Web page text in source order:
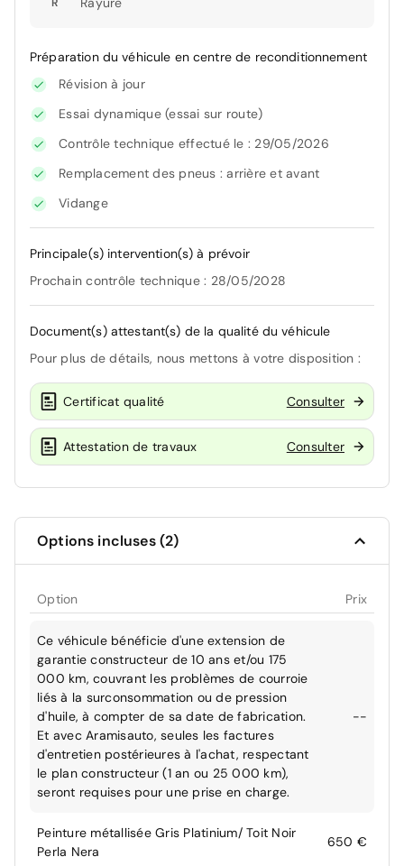
R
Préparation du véhicule en centre de reconditionnement
Révision à jour
Essai dynamique (essai sur route)
Contrôle technique effectué le : 29/05/2026
Remplacement des pneus : arrière et avant
Vidange
Principale(s) intervention(s) à prévoir
Prochain contrôle technique : 28/05/2028
Document(s) attestant(s) de la qualité du véhicule
Pour plus de détails, nous mettons à votre disposition :
Certificat qualité Consulter
Attestation de travaux Consulter
Options incluses (2)
Option Prix
Ce véhicule bénéficie d'une extension de
garantie constructeur de 10 ans et/ou 175
000 km, couvrant les problèmes de courroie
liés à la surconsommation ou de pression
d'huile, à compter de sa date de fabrication.
Et avec Aramisauto, seules les factures
d'entretien postérieures à l'achat, respectant
le plan constructeur (1 an ou 25 000 km),
seront requises pour une prise en charge.
--
Peinture métallisée Gris Platinium/ Toit Noir
Perla Nera
650 €